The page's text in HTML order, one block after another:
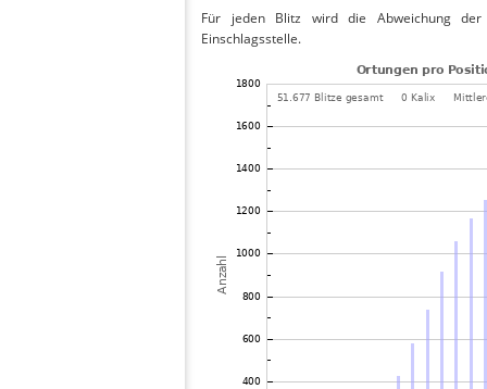
Für jeden Blitz wird die Abweichung
Einschlagsstelle.